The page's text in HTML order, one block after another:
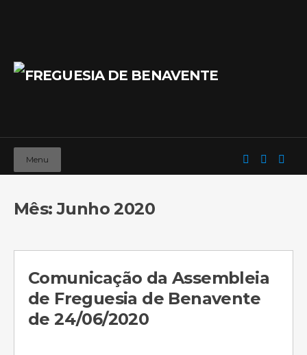
Menu
Mês: Junho 2020
Comunicação da Assembleia
de Freguesia de Benavente
de 24/06/2020